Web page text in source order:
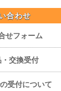
合わせ
せフォーム
交換受付
受付について